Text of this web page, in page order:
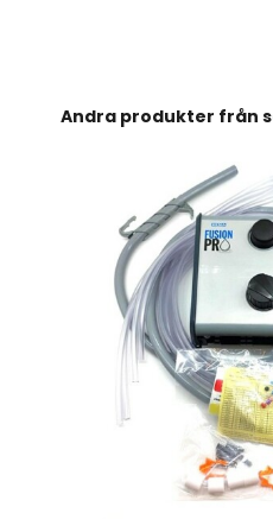
Andra produkter från